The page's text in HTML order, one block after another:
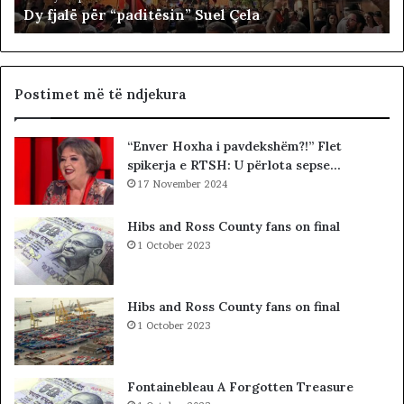
r
“
p
a
d
n
S
e
l
Ç
e
l
Dy fjalë për “paditësin” Suel Çela
ë
s
Postimet më të ndjekura
“Enver Hoxha i pavdekshëm?!” Flet
spikerja e RTSH: U përlota sepse…
17 November 2024
Hibs and Ross County fans on final
1 October 2023
Hibs and Ross County fans on final
1 October 2023
Fontainebleau A Forgotten Treasure